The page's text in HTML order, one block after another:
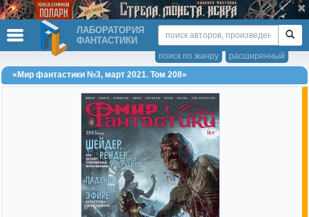
ЛАБОРАТОРИЯ
ФАНТАСТИКИ
расширенный
поиск по жанру
«Мир фантастики №3, март 2021. Том 208»